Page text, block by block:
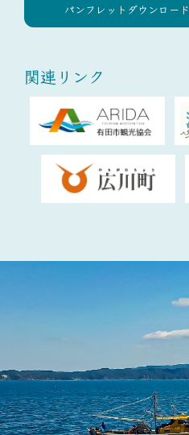
パンフレットダウンロード
関連リンク